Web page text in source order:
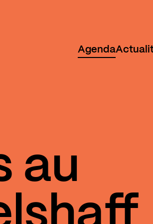
Agenda
au